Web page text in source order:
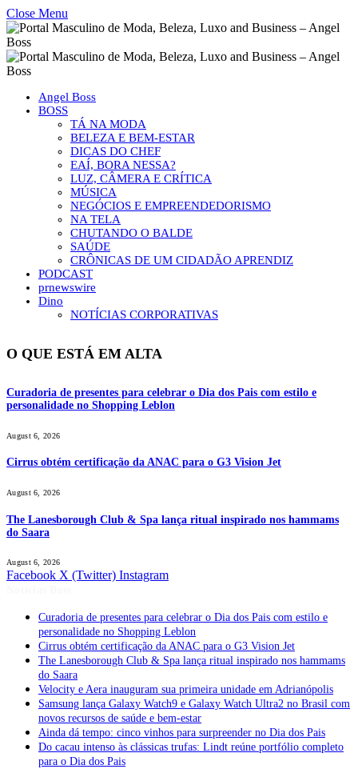
Close Menu
Angel Boss
BOSS
TÁ NA MODA
BELEZA E BEM-ESTAR
DICAS DO CHEF
EAÍ, BORA NESSA?
LUZ, CÂMERA E CRÍTICA
MÚSICA
NEGÓCIOS E EMPREENDEDORISMO
NA TELA
CHUTANDO O BALDE
SAÚDE
CRÔNICAS DE UM CIDADÃO APRENDIZ
PODCAST
prnewswire
Dino
NOTÍCIAS CORPORATIVAS
O QUE ESTÁ EM ALTA
Curadoria de presentes para celebrar o Dia dos Pais com estilo e
personalidade no Shopping Leblon
August 6, 2026
Cirrus obtém certificação da ANAC para o G3 Vision Jet
August 6, 2026
The Lanesborough Club & Spa lança ritual inspirado nos hammams
do Saara
August 6, 2026
Facebook X (Twitter) Instagram
Curadoria de presentes para celebrar o Dia dos Pais com estilo e
personalidade no Shopping Leblon
Cirrus obtém certificação da ANAC para o G3 Vision Jet
The Lanesborough Club & Spa lança ritual inspirado nos hammams
do Saara
Velocity e Aera inauguram sua primeira unidade em Adrianópolis
Samsung lança Galaxy Watch9 e Galaxy Watch Ultra2 no Brasil com
novos recursos de saúde e bem-estar
Ainda dá tempo: cinco vinhos para surpreender no Dia dos Pais
Do cacau intenso às clássicas trufas: Lindt reúne portfólio completo
para o Dia dos Pais